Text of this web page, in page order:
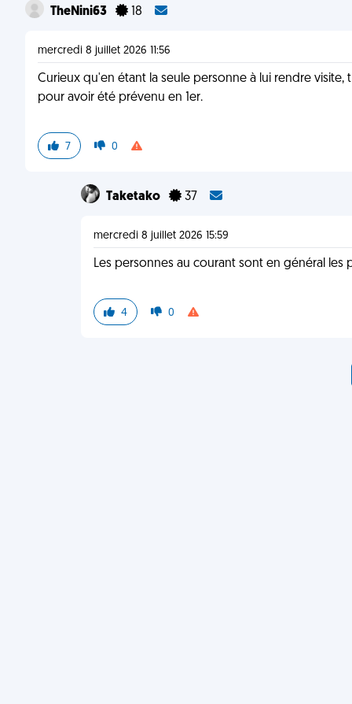
TheNini63 18
mercredi 8 juillet 2026 11:56
Curieux qu'en étant la seule personne à lui rendre
pour avoir été prévenu en 1er.
7 0
Taketako 37
mercredi 8 juillet 2026 15:59
Les personnes au courant sont en général les
4 0